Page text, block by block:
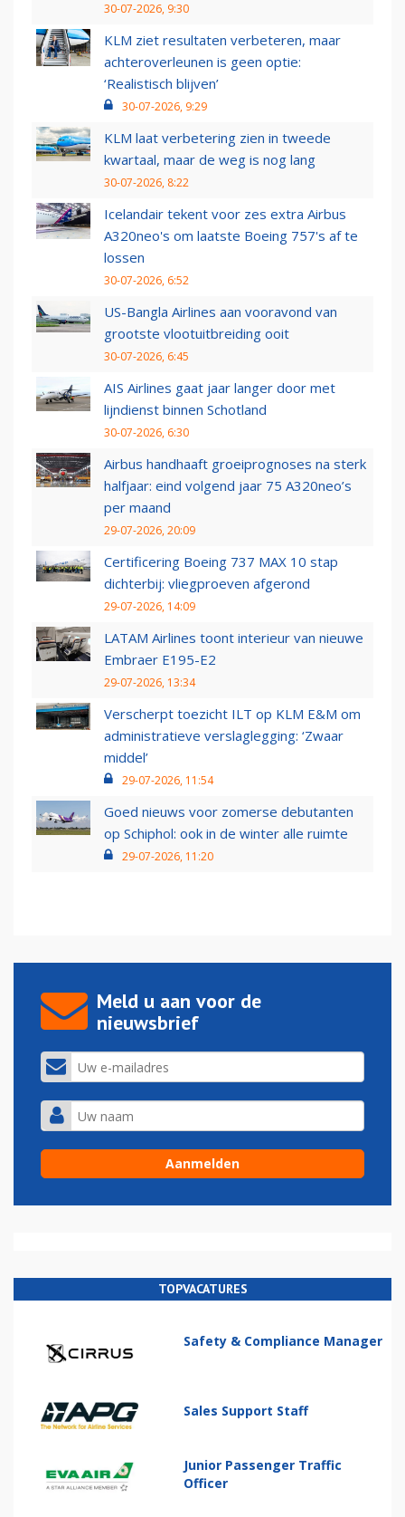
30-07-2026, 9:30
KLM ziet resultaten verbeteren, maar
achteroverleunen is geen optie:
‘Realistisch blijven’
30-07-2026, 9:29
KLM laat verbetering zien in tweede
kwartaal, maar de weg is nog lang
30-07-2026, 8:22
Icelandair tekent voor zes extra Airbus
A320neo's om laatste Boeing 757's af te
lossen
30-07-2026, 6:52
US-Bangla Airlines aan vooravond van
grootste vlootuitbreiding ooit
30-07-2026, 6:45
AIS Airlines gaat jaar langer door met
lijndienst binnen Schotland
30-07-2026, 6:30
Airbus handhaaft groeiprognoses na sterk
halfjaar: eind volgend jaar 75 A320neo’s
per maand
29-07-2026, 20:09
Certificering Boeing 737 MAX 10 stap
dichterbij: vliegproeven afgerond
29-07-2026, 14:09
LATAM Airlines toont interieur van nieuwe
Embraer E195-E2
29-07-2026, 13:34
Verscherpt toezicht ILT op KLM E&M om
administratieve verslaglegging: ‘Zwaar
middel’
29-07-2026, 11:54
Goed nieuws voor zomerse debutanten
op Schiphol: ook in de winter alle ruimte
29-07-2026, 11:20
Meld u aan voor de
nieuwsbrief
TOPVACATURES
Safety & Compliance Manager
Sales Support Staff
Junior Passenger Traffic
Officer